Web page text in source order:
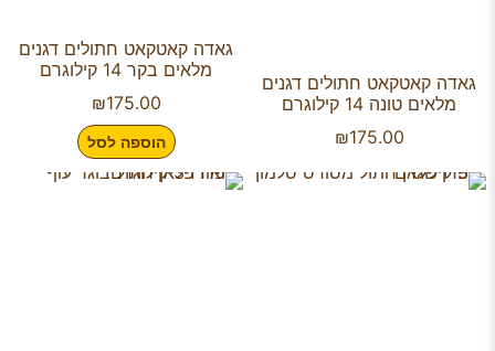
גאדה קאטקאט חתולים דגנים
מלאים טונה 14 קילוגרם
₪175.00
גאדה קאטקאט חתולים דגנים
מלאים בקר 14 קילוגרם
₪175.00
הוספה לסל